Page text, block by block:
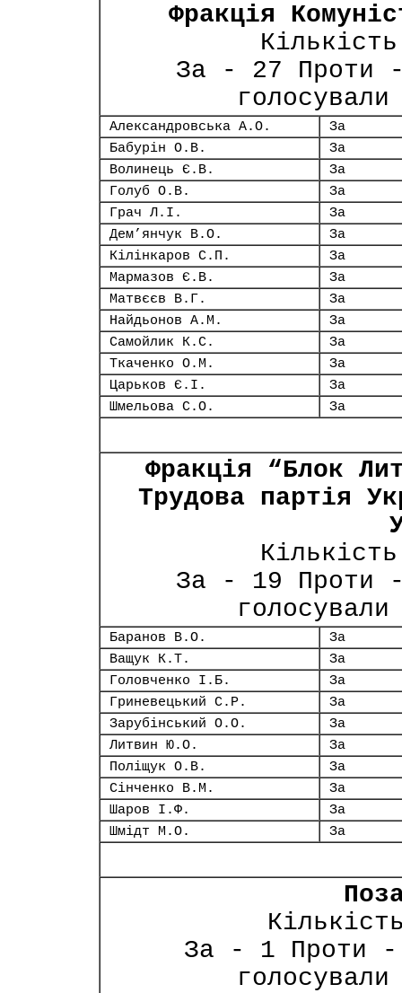
Фракція
За - 27 Проти
Александровська А.О.
За
Бабурін О.В.
За
Волинець Є.В.
За
Голуб О.В.
За
Грач Л.І.
За
Дем’янчук В.О.
За
Кілінкаров С.П.
За
Мармазов Є.В.
За
Матвєєв В.Г.
За
Найдьонов А.М.
За
Самойлик К.С.
За
Ткаченко О.М.
За
Царьков Є.І.
За
Шмельова С.О.
За
Фракція “Блок
Трудова партія
За - 19 Проти
Баранов В.О.
За
Ващук К.Т.
За
Головченко І.Б.
За
Гриневецький С.Р.
За
Зарубінський О.О.
За
Литвин Ю.О.
За
Поліщук О.В.
За
Сінченко В.М.
За
Шаров І.Ф.
За
Шмідт М.О.
За
За - 1 Проти -